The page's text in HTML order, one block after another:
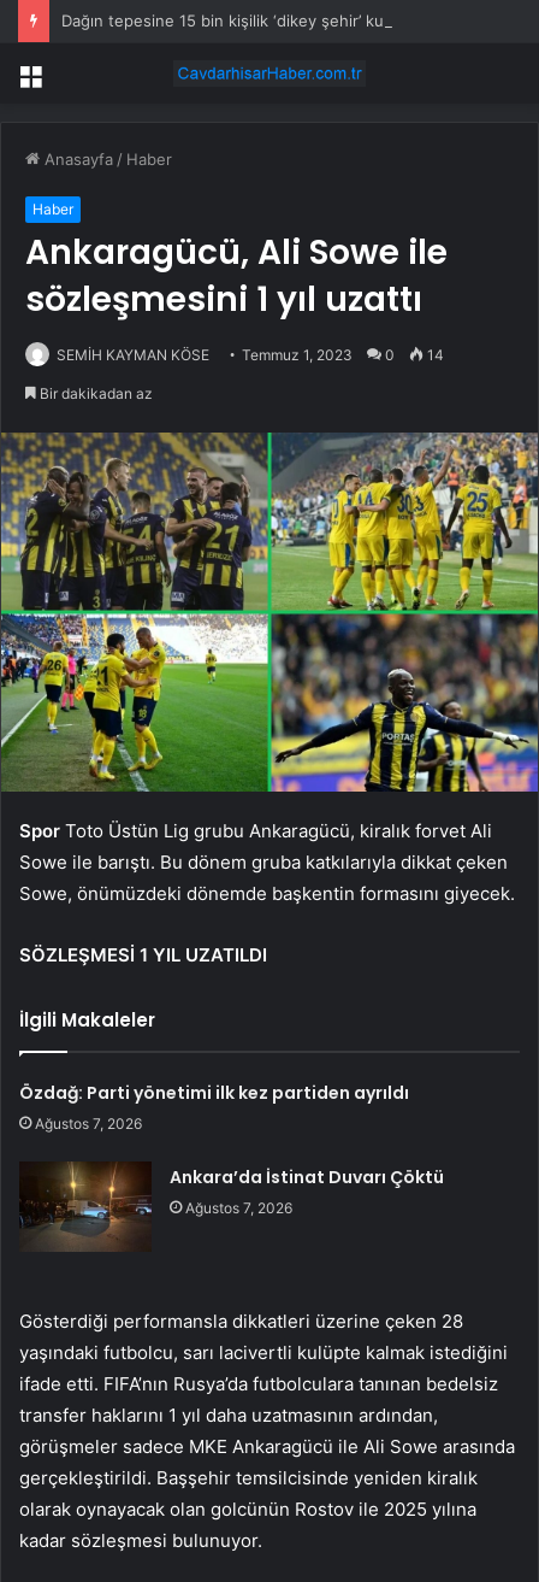
Menü
Anasayfa / Haber
Haber
Ankaragücü, Ali Sowe ile
sözleşmesini 1 yıl uzattı
SEMİH KAYMAN KÖSE Temmuz 1, 2023 0 14
Bir dakikadan az
Spor Toto Üstün Lig grubu Ankaragücü, kiralık forvet Ali
Sowe ile barıştı. Bu dönem gruba katkılarıyla dikkat çeken
Sowe, önümüzdeki dönemde başkentin formasını giyecek.
SÖZLEŞMESİ 1 YIL UZATILDI
İlgili Makaleler
Özdağ: Parti yönetimi ilk kez partiden ayrıldı
Ağustos 7, 2026
Ankara’da İstinat Duvarı Çöktü
Ağustos 7, 2026
Gösterdiği performansla dikkatleri üzerine çeken 28
yaşındaki futbolcu, sarı lacivertli kulüpte kalmak istediğini
ifade etti. FIFA’nın Rusya’da futbolculara tanınan bedelsiz
transfer haklarını 1 yıl daha uzatmasının ardından,
görüşmeler sadece MKE Ankaragücü ile Ali Sowe arasında
gerçekleştirildi. Başşehir temsilcisinde yeniden kiralık
olarak oynayacak olan golcünün Rostov ile 2025 yılına
kadar sözleşmesi bulunuyor.